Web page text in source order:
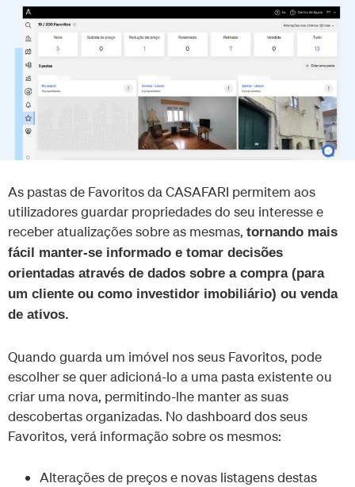
As pastas de Favoritos da CASAFARI permitem aos
utilizadores guardar propriedades do seu interesse e
receber atualizações sobre as mesmas, tornando mais
fácil manter-se informado e tomar decisões
orientadas através de dados sobre a compra (para
um cliente ou como investidor imobiliário) ou venda
de ativos.
Quando guarda um imóvel nos seus Favoritos, pode
escolher se quer adicioná-lo a uma pasta existente ou
criar uma nova, permitindo-lhe manter as suas
descobertas organizadas. No dashboard dos seus
Favoritos, verá informação sobre os mesmos:
Alterações de preços e novas listagens destas